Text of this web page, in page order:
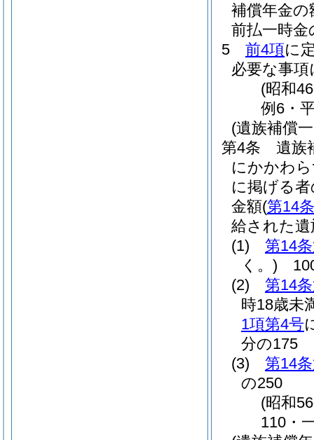
補償年金
前払一時
5
前4項に
必要な事
(昭和
例6・
(遺族補償
第4条
遺族
にかかわ
に掲げる
金額(第14
給された
(1)
第14
く。)
(2)
第14
時18歳未
1項第4号
分の175
(3)
第14
の250
(昭和
110・